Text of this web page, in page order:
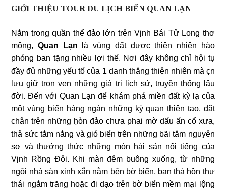
GIỚI THIỆU TOUR DU LỊCH BIỂN QUAN LẠN
Nằm trong quần thể đảo lớn trên Vịnh Bái Tử Long thơ
mộng,Quan Lạn là vùng đất được thiên nhiên hào
phóng ban tặng nhiều lợi thế. Nơi đây không chỉ hội tụ
đầy đủ những yếu tố của 1 danh thắng thiên nhiên mà c̣n
lưu giữ trọn vẹn những giá trị lịch sử, truyền thống lâu
đời. Đến với Quan Lạn để khám phá miền đất kỳ lạ của
một vùng biển hàng ngàn những kỳ quan thiên tạo, đặt
chân trên những ḥòn đảo chưa phai mờ dấu ấn cổ xưa,
thả sức tắm nắng và gió biển trên những bãi tắm nguyên
sơ và thưởng thức những món hải sản nổi tiếng của
Vịnh Rồng Đôi. Khi màn đêm buông xuống, từ những
ngôi nhà sàn xinh xắn nằm bên bờ biển, bạn thả hồn thư
thái ngắm trăng hoặc đi dạo trên bờ biển mềm mại lộng